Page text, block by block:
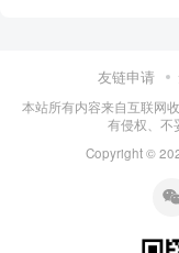
友链申请
本站所有内容来自互联网
有侵权、不
Copyright ©